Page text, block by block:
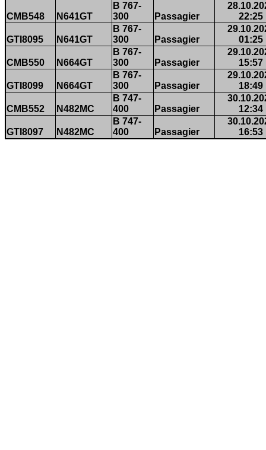
CMB548 N641GT
B 767-
300
Passagier
22:25
GTI8095 N641GT
B 767-
300
Passagier
01:25
CMB550 N664GT
B 767-
300
Passagier
15:57
GTI8099 N664GT
B 767-
300
Passagier
18:49
CMB552 N482MC
B 747-
400
Passagier
12:34
GTI8097 N482MC
B 747-
400
Passagier
16:53